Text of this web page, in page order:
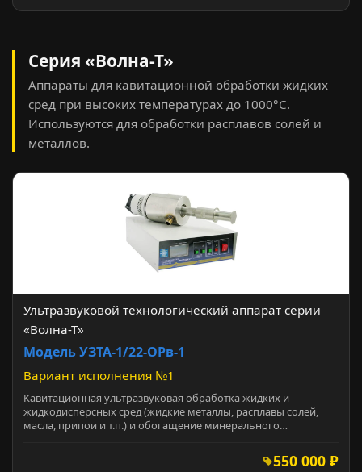
Серия «Волна-Т»
Аппараты для кавитационной обработки жидких
сред при высоких температурах до 1000°С.
Используются для обработки расплавов солей и
металлов.
Ультразвуковой технологический аппарат серии
«Волна-Т»
Модель УЗТА-1/22-ОРв-1
Вариант исполнения №1
Кавитационная ультразвуковая обработка жидких и
жидкодисперсных сред (жидкие металлы, расплавы солей,
масла, припои и т.п.) и обогащение минерального…
550 000 ₽